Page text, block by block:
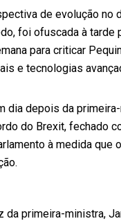
de evolução no
foi ofuscada à tarde
para criticar
e tecnologias
dia depois da
do Brexit, fechado
à medida
da primeira-ministra,